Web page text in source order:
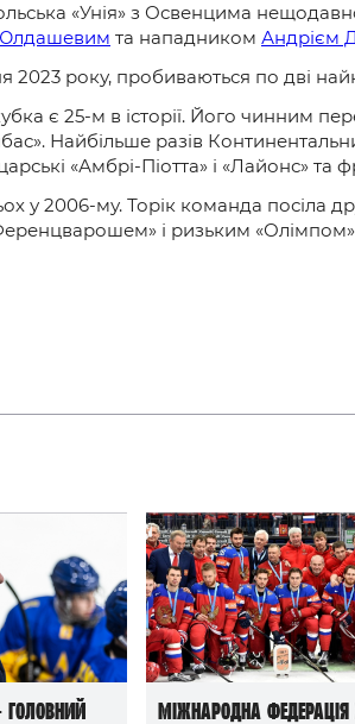
«Унія» з Освенцима
та нападником Андрієм
2023 року, пробиваються по дві
є 25-м в історії. Його чинним
Найбільше разів
«Амбрі-Піотта» і «Лайонс» та
у 2006-му. Торік команда посіла
і ризьким
головний
Міжнародна